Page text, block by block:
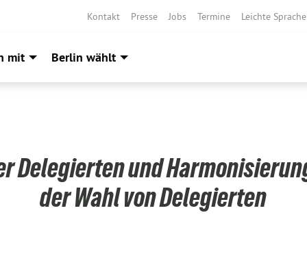
Kontakt Presse Jobs Termine Leichte Sprache
mit Berlin wählt
Delegierten und
der Wahl von Delegierten